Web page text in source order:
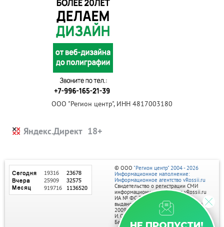
ООО "Регион центр", ИНН 4817003180
Яндекс.Директ
© ООО "Регион центр" 2004 - 2026
Информационное наполнение:
Информационное агентство vRossii.ru
Свидетельство о регистрации СМИ
информационного агентства vRossii.ru
ИА № ФС 77‑35502
выдано РОСКОМНАДЗОРом 04 марта
2009г.
И. О. Главного редактора Нарыков А. Н.
Баннеры на портале размещаются на